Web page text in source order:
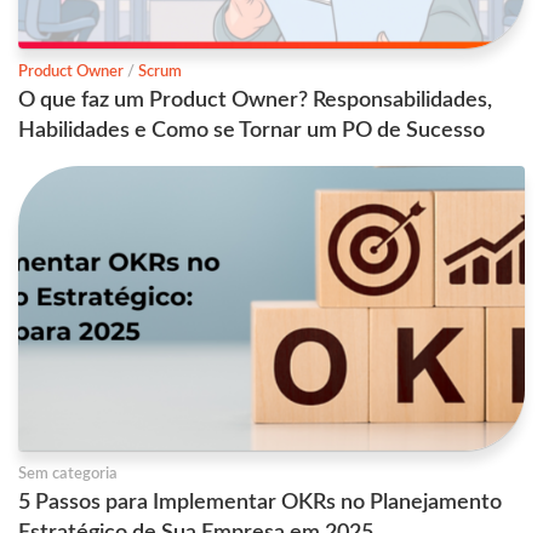
Product Owner / Scrum
O que faz um Product Owner? Responsabilidades,
Habilidades e Como se Tornar um PO de Sucesso
Sem categoria
5 Passos para Implementar OKRs no Planejamento